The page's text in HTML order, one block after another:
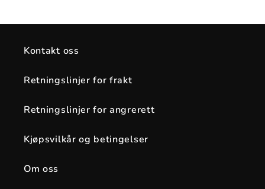
Kontakt oss
Retningslinjer for frakt
Retningslinjer for angrerett
Kjøpsvilkår og betingelser
Om oss